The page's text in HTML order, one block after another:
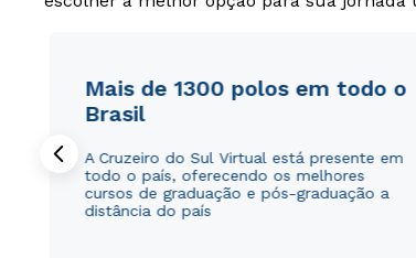
Mais de 1300 polos em todo o
Brasil
A Cruzeiro do Sul Virtual está presente em
todo o país, oferecendo os melhores
cursos de graduação e pós-graduação a
distância do país